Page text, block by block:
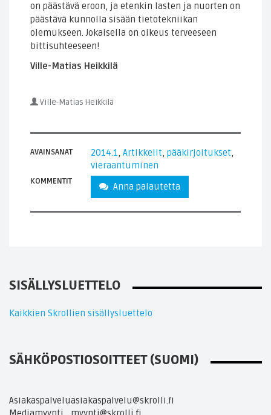
on päästävä eroon, ja etenkin lasten ja nuorten on
päästävä kunnolla sisään tietotekniikan
olemukseen. Jokaisella on oikeus terveeseen
bittisuhteeseen!
Ville-Matias Heikkilä
Ville-Matias Heikkilä
AVAINSANAT 2014.1 Artikkelit pääkirjoitukset
vieraantuminen
KOMMENTIT Anna palautetta
SISÄLLYSLUETTELO
Kaikkien Skrollien sisällysluettelo
SÄHKÖPOSTIOSOITTEET (SUOMI)
Asiakaspalveluasiakaspalvelu@skrolli.fi